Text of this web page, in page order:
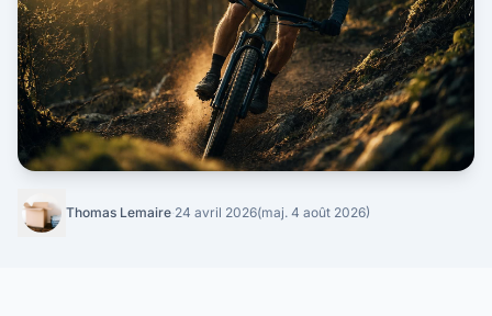
Thomas Lemaire·24 avril 2026(maj. 4 août 2026)